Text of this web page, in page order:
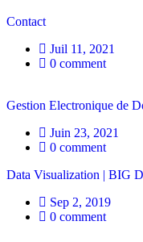
Contact
Juil 11, 2021
0 comment
Gestion Electronique de
Juin 23, 2021
0 comment
Data Visualization | BIG
Sep 2, 2019
0 comment